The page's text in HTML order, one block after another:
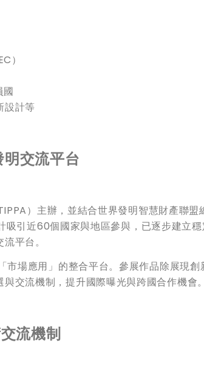
）
國
設計等
交流平台
）主辦，並結合世界發明智慧財產聯盟
吸引近60個國家與地區參與，已逐步建立穩
平台。
市場應用」的整合平台。參展作品除展現創
交流機制，提升國際曝光與跨國合作機會。
流機制